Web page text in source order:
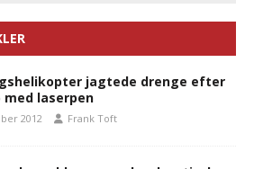
jagtede drenge efter
med laserpen
2012 Frank Toft